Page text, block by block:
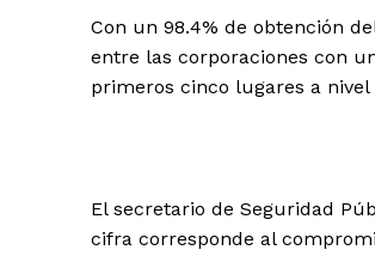
Con un 98.4% de obtención
entre las corporaciones con
primeros cinco lugares a nivel
El secretario de Seguridad
cifra corresponde al